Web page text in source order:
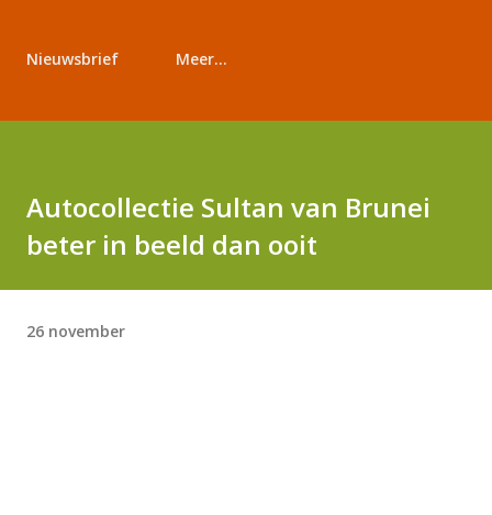
Nieuwsbrief Meer…
Autocollectie Sultan van Brunei
beter in beeld dan ooit
26 november